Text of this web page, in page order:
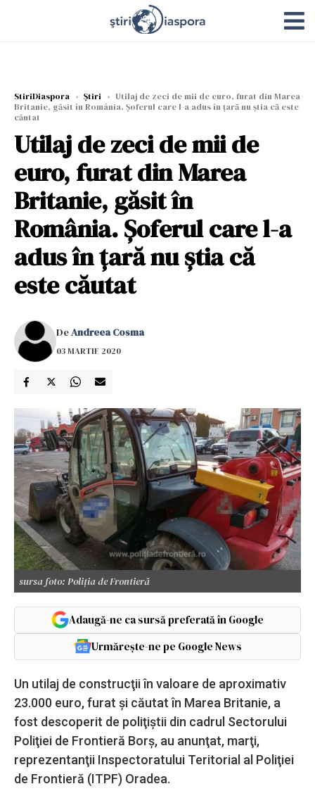
StiriDiaspora › Știri › Utilaj de zeci de mii de euro, furat din Marea
Britanie, găsit în România. Şoferul care l-a adus în ţară nu ştia că este
căutat
Utilaj de zeci de mii de
euro, furat din Marea
Britanie, găsit în
România. Şoferul care l-a
adus în ţară nu ştia că
este căutat
DeAndreea Cosma
03 MARTIE 2020
sursa foto: Poliţia de Frontieră
Adaugă-ne ca sursă preferată în Google
Urmărește-ne pe Google News
Un utilaj de construcţii în valoare de aproximativ
23.000 euro, furat şi căutat în Marea Britanie, a
fost descoperit de poliţiştii din cadrul Sectorului
Poliţiei de Frontieră Borş, au anunţat, marţi,
reprezentanţii Inspectoratului Teritorial al Poliţiei
de Frontieră (ITPF) Oradea.